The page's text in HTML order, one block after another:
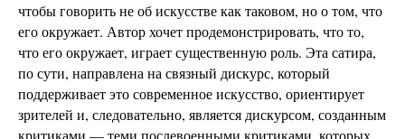
чтобы говорить не об искусстве как таковом, но о том, что
его окружает. Автор хочет продемонстрировать, что то,
что его окружает, играет существенную роль. Эта сатира,
по сути, направлена на связный дискурс, который
поддерживает это современное искусство, ориентирует
зрителей и, следовательно, является дискурсом, созданным
критиками — теми послевоенными критиками, которых